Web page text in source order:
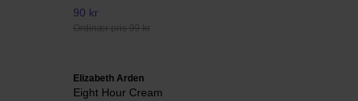
90 kr
Ordinær pris 99 kr
Elizabeth Arden
Eight Hour Cream